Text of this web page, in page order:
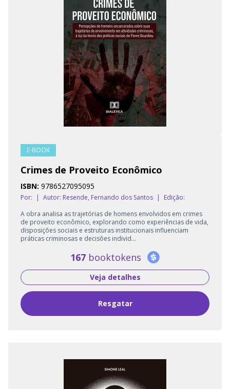
E-BOOK
Crimes de Proveito Econômico
ISBN: 9786527095095
Por: | Autor: Resende, Fernando dos Santos |
Edição:
A obra analisa as trajetórias de homens envolvidos em crimes
de proveito econômico, explorando como experiências de vida,
disposições sociais e estruturas institucionais influenciam
práticas criminosas e decisões individ...
167 booktokens
Veja detalhes
Resgatar